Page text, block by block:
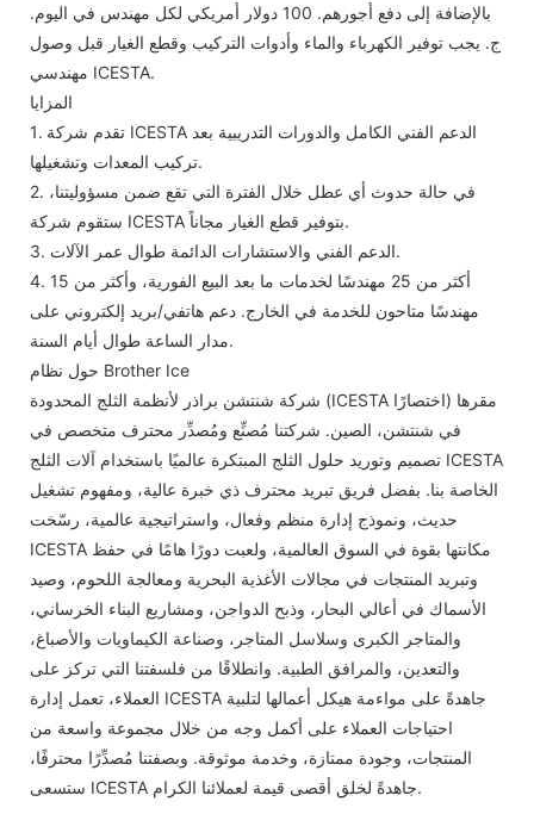
بالإضافة إلى دفع أجورهم. 100 دولار أمريكي لكل مهندس في اليوم.
ج. يجب توفير الكهرباء والماء وأدوات التركيب وقطع الغيار قبل وصول
مهندسي ICESTA.
المزايا
1. تقدم شركة ICESTA الدعم الفني الكامل والدورات التدريبية بعد
تركيب المعدات وتشغيلها.
2. في حالة حدوث أي عطل خلال الفترة التي تقع ضمن مسؤوليتنا،
ستقوم شركة ICESTA بتوفير قطع الغيار مجاناً.
3. الدعم الفني والاستشارات الدائمة طوال عمر الآلات.
4. أكثر من 25 مهندسًا لخدمات ما بعد البيع الفورية، وأكثر من 15
مهندسًا متاحون للخدمة في الخارج. دعم هاتفي/بريد إلكتروني على
مدار الساعة طوال أيام السنة.
حول نظام Brother Ice
شركة شنتشن براذر لأنظمة الثلج المحدودة (ICESTA اختصارًا) مقرها
في شنتشن، الصين. شركتنا مُصنِّع ومُصدِّر محترف متخصص في
تصميم وتوريد حلول الثلج المبتكرة عالميًا باستخدام آلات الثلج ICESTA
الخاصة بنا. بفضل فريق تبريد محترف ذي خبرة عالية، ومفهوم تشغيل
حديث، ونموذج إدارة منظم وفعال، واستراتيجية عالمية، رسّخت
ICESTA مكانتها بقوة في السوق العالمية، ولعبت دورًا هامًا في حفظ
وتبريد المنتجات في مجالات الأغذية البحرية ومعالجة اللحوم، وصيد
الأسماك في أعالي البحار، وذبح الدواجن، ومشاريع البناء الخرساني،
والمتاجر الكبرى وسلاسل المتاجر، وصناعة الكيماويات والأصباغ،
والتعدين، والمرافق الطبية. وانطلاقًا من فلسفتنا التي تركز على
العملاء، تعمل إدارة ICESTA جاهدةً على مواءمة هيكل أعمالها لتلبية
احتياجات العملاء على أكمل وجه من خلال مجموعة واسعة من
المنتجات، وجودة ممتازة، وخدمة موثوقة. وبصفتنا مُصدِّرًا محترفًا،
ستسعى ICESTA جاهدةً لخلق أقصى قيمة لعملائنا الكرام.